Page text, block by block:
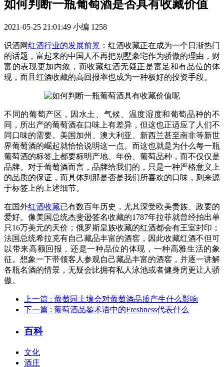
如何判断一瓶葡萄酒是否具有收藏价值
2021-05-25 21:01:49 小编 1258
识酒网红酒行业的发展前景 ：红酒收藏正在成为一个日渐热门
的话题，富起来的中国人不再把别墅豪宅作为骄傲的理由，财
富的表现更加内敛，而收藏红酒无疑正是富足和有品位的体
现，而且红酒收藏的高回报率也成为一种极好的投资手段。
不同的葡萄产区，因水土、气候、温度湿度和葡萄品种的不
同，所出产的葡萄酒在口味上有差异，但这也正适应了人们不
同口味的需要。美国加州、澳大利亚、新西兰甚至南非等新世
界葡萄酒的崛起就恰恰说明这一点。而这也就是为什么每一瓶
葡萄酒的标签上都要标明产地、年份、葡萄品种，而不仅仅是
品牌。对于葡萄酒而言，品牌给我们的，只是一种严格意义上
的品质的保证，而具体到那是否是我们所喜欢的口味，则来源
于标签上的上述细节。
在国外红酒收藏已有数百年历史，尤其深受欧美贵族、政要的
爱好。像美国总统杰斐逊签名收藏的1787年拉菲就曾经拍出单
只16万美元的天价；俄罗斯皇族收藏的红酒都会有王室封印；
法国总统希拉克有自己藏品丰富的酒窖，因此收藏红酒不但可
以带来高额回报，还是一种品位的体现，一种高雅生活的象
征。想象一下带领客人参观自己藏品丰富的酒窖，并逐一讲解
各瓶名酒的情景，无疑会比拥有私人泳池或者健身房更让人骄
傲。
上一篇 : 葡萄园土壤会对葡萄酒品质产生什么影响
下一篇 : 葡萄酒品鉴术语中的Freshness代表什么
百科
文化
酒庄